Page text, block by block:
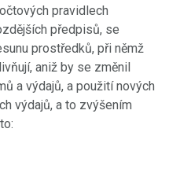
pravidlech
předpisů, se
prostředků, při němž
aniž by se změnil
a výdajů, a použití nových
výdajů, a to zvýšením